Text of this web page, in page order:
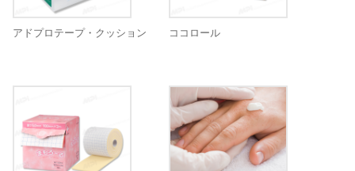
アドプロテープ・クッション ココロール